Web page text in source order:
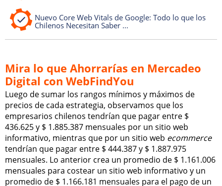
Nuevo Core Web Vitals de Google: Todo lo que los
Chilenos Necesitan Saber ...
Mira lo que Ahorrarías en Mercadeo
Digital con WebFindYou
Luego de sumar los rangos mínimos y máximos de
precios de cada estrategia, observamos que los
empresarios chilenos tendrían que pagar entre $
436.625 y $ 1.885.387 mensuales por un sitio web
informativo, mientras que por un sitio web ecommerce
tendrían que pagar entre $ 444.387 y $ 1.887.975
mensuales. Lo anterior crea un promedio de $ 1.161.006
mensuales para costear un sitio web informativo y un
promedio de $ 1.166.181 mensuales para el pago de un